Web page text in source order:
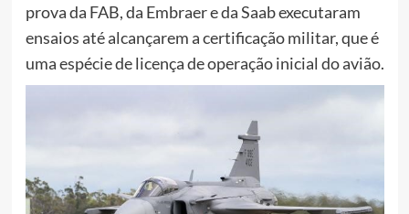
prova da FAB, da Embraer e da Saab executaram
ensaios até alcançarem a certificação militar, que é
uma espécie de licença de operação inicial do avião.